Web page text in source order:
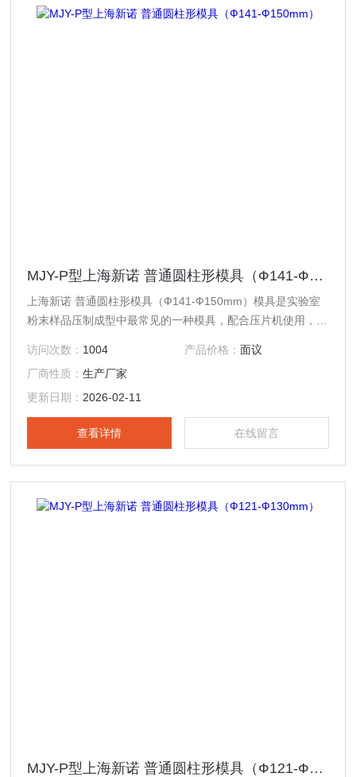
MJY-P型上海新诺 普通圆柱形模具（Ф141-Ф150mm）
上海新诺 普通圆柱形模具（Ф141-Ф150mm）模具是实验室
粉末样品压制成型中最常见的一种模具，配合压片机使用，现
料研发等各个领域；此外，该产品还可与钙铁分析仪、傅立叶
红外光谱仪（IR）、X射线荧光光谱仪（XRF）等分析测试仪
器配套制样使用，可替代同类进口产品。
访问次数： 1004 产品价格： 面议
厂商性质：生产厂家
更新日期： 2026-02-11
查看详情 在线留言
MJY-P型上海新诺 普通圆柱形模具（Ф121-Ф130mm）